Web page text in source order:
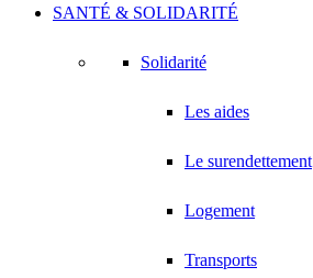
SANTÉ & SOLIDARITÉ
Solidarité
Les aides
Le surendettement
Logement
Transports